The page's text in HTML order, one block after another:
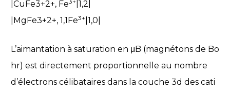
|CuFe3+2+, Fe
|1,2|
|MgFe3+2+, 1,1Fe3+|1,0|
L’aimantation à saturation en μB (magnétons de Bo
hr) est directement proportionnelle au nombre
d’électrons célibataires dans la couche 3d des cati